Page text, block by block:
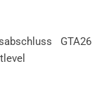
GTA26